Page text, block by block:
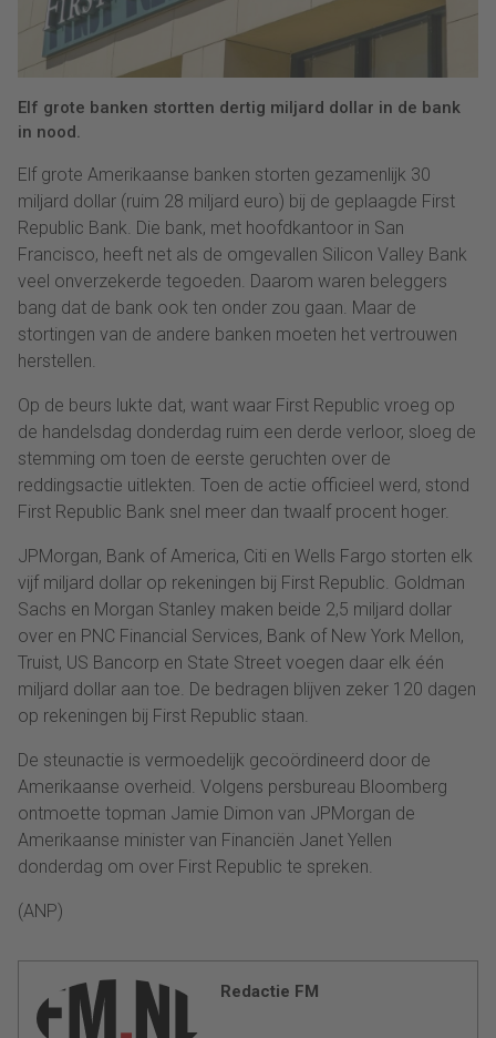
Elf grote banken stortten dertig miljard dollar in de bank
in nood.
Elf grote Amerikaanse banken storten gezamenlijk 30
miljard dollar (ruim 28 miljard euro) bij de geplaagde First
Republic Bank. Die bank, met hoofdkantoor in San
Francisco, heeft net als de omgevallen Silicon Valley Bank
veel onverzekerde tegoeden. Daarom waren beleggers
bang dat de bank ook ten onder zou gaan. Maar de
stortingen van de andere banken moeten het vertrouwen
herstellen.
Op de beurs lukte dat, want waar First Republic vroeg op
de handelsdag donderdag ruim een derde verloor, sloeg de
stemming om toen de eerste geruchten over de
reddingsactie uitlekten. Toen de actie officieel werd, stond
First Republic Bank snel meer dan twaalf procent hoger.
JPMorgan, Bank of America, Citi en Wells Fargo storten elk
vijf miljard dollar op rekeningen bij First Republic. Goldman
Sachs en Morgan Stanley maken beide 2,5 miljard dollar
over en PNC Financial Services, Bank of New York Mellon,
Truist, US Bancorp en State Street voegen daar elk één
miljard dollar aan toe. De bedragen blijven zeker 120 dagen
op rekeningen bij First Republic staan.
De steunactie is vermoedelijk gecoördineerd door de
Amerikaanse overheid. Volgens persbureau Bloomberg
ontmoette topman Jamie Dimon van JPMorgan de
Amerikaanse minister van Financiën Janet Yellen
donderdag om over First Republic te spreken.
(ANP)
Redactie FM